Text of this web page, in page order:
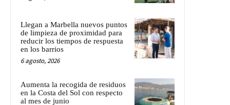
Llegan a Marbella nuevos puntos
de limpieza de proximidad para
reducir los tiempos de respuesta
en los barrios
6 agosto, 2026
Aumenta la recogida de residuos
en la Costa del Sol con respecto
al mes de junio